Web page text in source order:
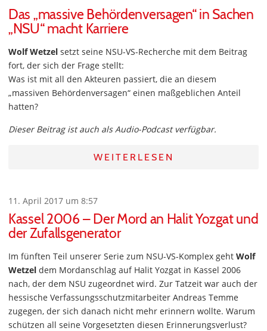
Das „massive Behördenversagen“ in Sachen
„NSU“ macht Karriere
Wolf Wetzel setzt seine NSU-VS-Recherche mit dem Beitrag
fort, der sich der Frage stellt:
Was ist mit all den Akteuren passiert, die an diesem
„massiven Behördenversagen“ einen maßgeblichen Anteil
hatten?
Dieser Beitrag ist auch als Audio-Podcast verfügbar.
WEITERLESEN
11. April 2017 um 8:57
Kassel 2006 – Der Mord an Halit Yozgat und
der Zufallsgenerator
Im fünften Teil unserer Serie zum NSU-VS-Komplex geht Wolf
Wetzel dem Mordanschlag auf Halit Yozgat in Kassel 2006
nach, der dem NSU zugeordnet wird. Zur Tatzeit war auch der
hessische Verfassungsschutzmitarbeiter Andreas Temme
zugegen, der sich danach nicht mehr erinnern wollte. Warum
schützen all seine Vorgesetzten diesen Erinnerungsverlust?